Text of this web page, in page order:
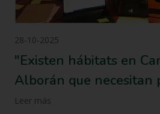
28-10-2025
"Existen hábitats en
Alborán que necesitan
Leer más